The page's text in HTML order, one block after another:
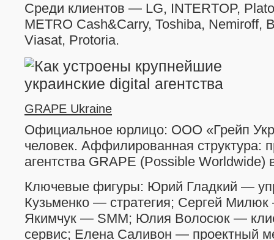
Среди клиентов — LG, INTERTOP,
METRO Cash&Carry, Toshiba, Nemiroff,
Viasat, Protoria.
GRAPE Ukraine
Официальное юрлицо: ООО «Грейп
человек. Аффилированная структура:
агентства GRAPE (Possible Worldwide)
Ключевые фигуры: Юрий Гладкий —
Кузьменко — стратегия; Сергей
Якимчук — SMM; Юлия Волосюк —
сервис; Елена Саливон — проектный